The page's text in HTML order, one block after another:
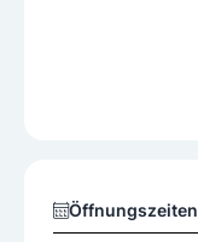
Öffnungszeiten